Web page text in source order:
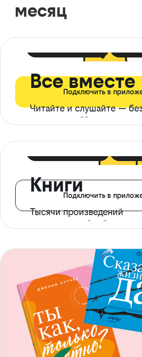
месяц
Все вместе
Читайте и слушайте —
ограничений*
Подключить в
Книги
Тысячи произведений
с доступом офлайн
Подключить в